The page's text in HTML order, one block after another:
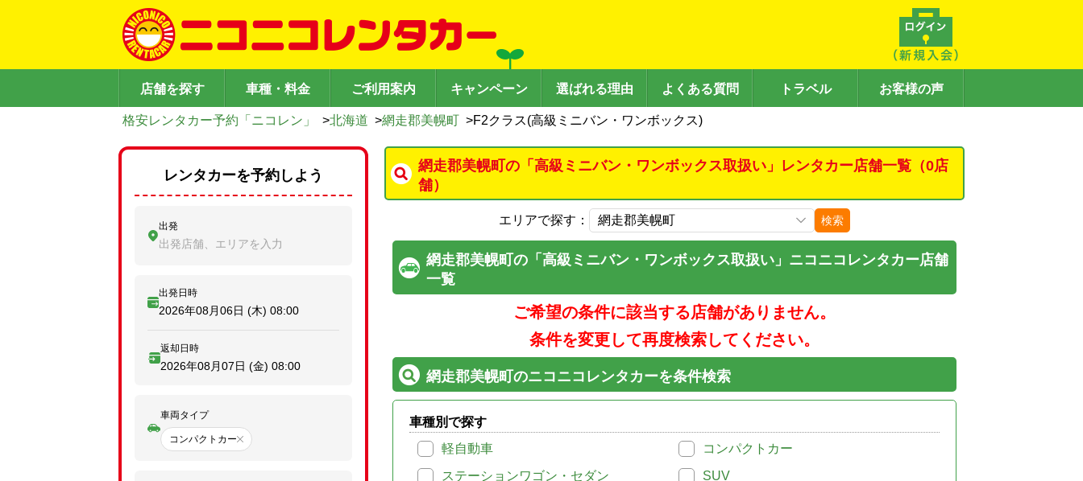
店舗を探す 車種・料金 ご利用案内 キャンペーン 選ばれる理由 よくある質問 トラベル お客様の声
格安レンタカー予約「ニコレン」 >北海道 >網走郡美幌町 >F2クラス(高級ミニバン・ワンボックス)
網走郡美幌町の「高級ミニバン・ワンボックス取扱い」レンタカー店舗一覧（0店
舗）
エリアで探す： 検索
網走郡美幌町の「高級ミニバン・ワンボックス取扱い」ニコニコレンタカー店舗
一覧
ご希望の条件に該当する店舗がありません。
条件を変更して再度検索してください。
網走郡美幌町のニコニコレンタカーを条件検索
車種別で探す
軽自動車
コンパクトカー
ステーションワゴン・セダン
SUV
レンタカーを予約しよう
出発
出発店舗、エリアを入力
出発日時
2026年08月06日 (木) 08:00
返却日時
2026年08月07日 (金) 08:00
車両タイプ
コンパクトカー